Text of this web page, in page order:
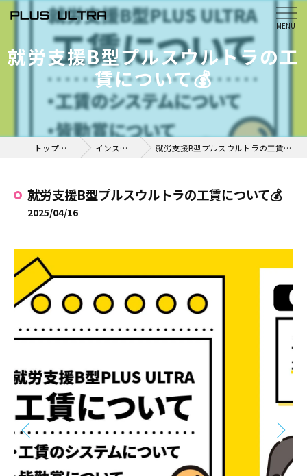
就労支援B型プルスウルトラの工
賃について💰
トップページ インスタ掲載 就労支援B型プルスウルトラの工賃について💰
就労支援B型プルスウルトラの工賃について💰
2025/04/16